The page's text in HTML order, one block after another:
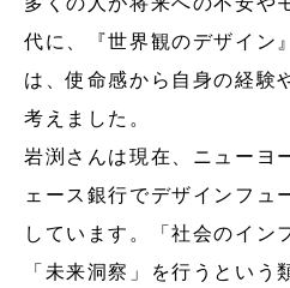
代に、『世界観のデザイン
は、使命感から自身の経験
考えました。
岩渕さんは現在、ニューヨ
ェース銀行でデザインフュ
しています。「社会のイン
「未来洞察」を行うという